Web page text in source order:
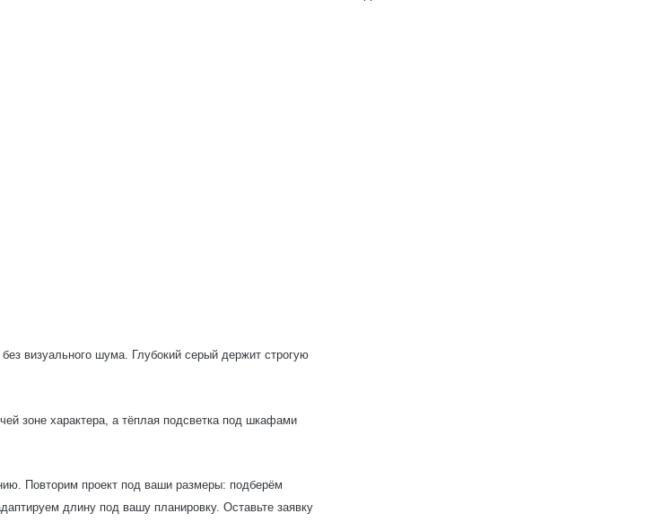
визуального шума. Глубокий серый держит строгую
зоне характера, а тёплая подсветка под шкафами
Повторим проект под ваши размеры: подберём
длину под вашу планировку. Оставьте заявку